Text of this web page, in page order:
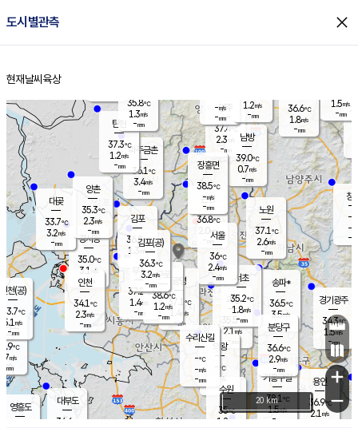
도시별관측 close
홈
현재날씨 육상
의도
℃
m/s
mm
영흥도
양주
37.4℃
2.3
-mm
과천
35.5℃
2.1m/s
- mm
용인
36.9℃
2.1 m/s
경기광주
34.3℃
1.5m/s
-mm
대부도
34.6
경서동
35.0℃
3.1 m/s
-mm
파주금촌
36.1℃
3.4m/s
-mm
36.6℃
1.8m/s
-mm
대곶
33.7℃
3.2m/s
-mm
창
-
-m/
-
탄현
37.3℃
1.2m/s
-mm
1.5m/s
-mm
의왕
- ℃
m/s
mm
김포
36.8℃
1.3 m/s
mm
광명
37.1
℃
1.4 m/s
-mm
부천
37.2℃
1.4m/s
-mm
양촌
35.3℃
2.3m/s
-mm
구로
38.6℃
1.2m/s
-mm
은평
36.8℃
2.0 m/s
- mm
노원
37.1℃
2.6m/s
-mm
송파*
36.5℃
3.5m/s
-mm
서초
35.2℃
1.8m/s
-mm
남방
39.0℃
0.7m/s
-mm
기흥구갈
38.1℃
1.5m/s
-
수리산길
-℃
-m/s
-mm
분당구
36.6℃
2.9m/s
-mm
장흥면
38.5℃
-m/s
-mm
-m/s
-mm
인천(공)
33.7℃
5.1 m/s
-mm
김포(공)
36.3℃
3.2m/s
-mm
수원
35℃
1.2 m/s
인천
34.1℃
2.3m/s
-mm
서울
36℃
2.4m/s
-mm
35.8℃
1.3m/s
-mm
1.2m/s
-mm
+
−
20 km